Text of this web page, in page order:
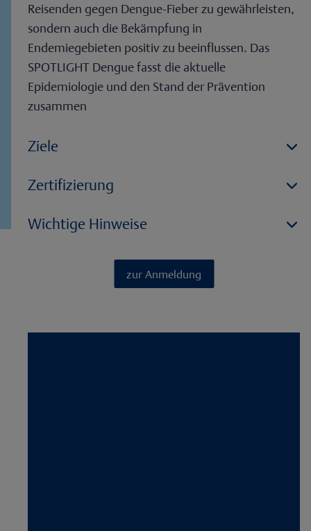
Reisenden gegen Dengue-Fieber zu gewährleisten,
sondern auch die Bekämpfung in
Endemiegebieten positiv zu beeinflussen. Das
SPOTLIGHT Dengue fasst die aktuelle
Epidemiologie und den Stand der Prävention
zusammen
Ziele
Zertifizierung
Wichtige Hinweise
zur Anmeldung